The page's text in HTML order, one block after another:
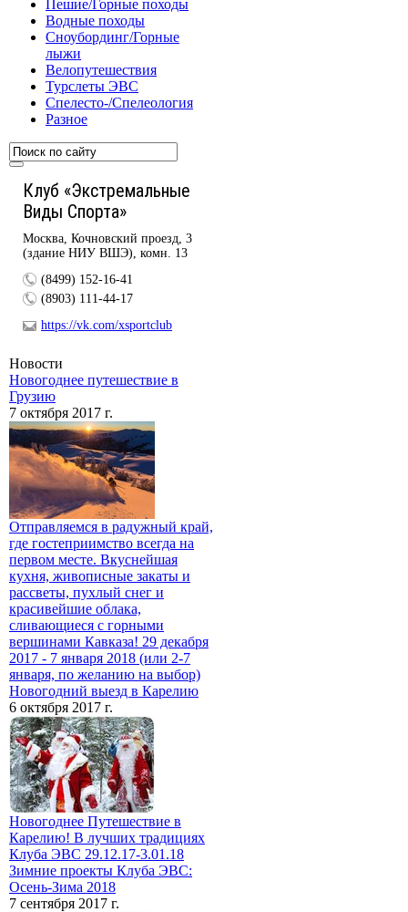
Пешие/Горные походы
Водные походы
Сноубординг/Горные
лыжи
Велопутешествия
Турслеты ЭВС
Спелесто-/Спелеология
Разное
Клуб «Экстремальные
Виды Спорта»
Москва, Кочновский проезд, 3
(здание НИУ ВШЭ), комн. 13
(8499) 152-16-41
(8903) 111-44-17
https://vk.com/xsportclub
Новости
Новогоднее путешествие в
Грузию
7 октября 2017 г.
Отправляемся в радужный край,
где гостеприимство всегда на
первом месте. Вкуснейшая
кухня, живописные закаты и
рассветы, пухлый снег и
красивейшие облака,
сливающиеся с горными
вершинами Кавказа! 29 декабря
2017 - 7 января 2018 (или 2-7
января, по желанию на выбор)
Новогодний выезд в Карелию
6 октября 2017 г.
Новогоднее Путешествие в
Карелию! В лучших традициях
Клуба ЭВС 29.12.17-3.01.18
Зимние проекты Клуба ЭВС:
Осень-Зима 2018
7 сентября 2017 г.